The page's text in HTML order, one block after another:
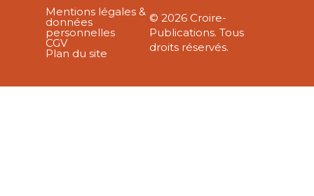
Mentions légales &
données
personnelles
CGV
Plan du site
© 2026 Croire-
Publications. Tous
droits réservés.